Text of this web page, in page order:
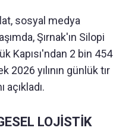
sosyal medya
Şırnak'ın Silopi
Kapısı'ndan 2 bin 454
2026 yılının günlük tır
açıkladı.
LOJİSTİK